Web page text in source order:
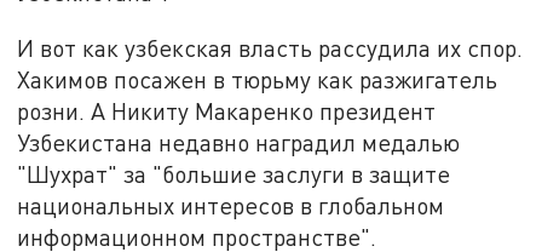
И вот как узбекская власть рассудила их спор.
Хакимов посажен в тюрьму как разжигатель
розни. А Никиту Макаренко президент
Узбекистана недавно наградил медалью
"Шухрат" за "большие заслуги в защите
национальных интересов в глобальном
информационном пространстве".